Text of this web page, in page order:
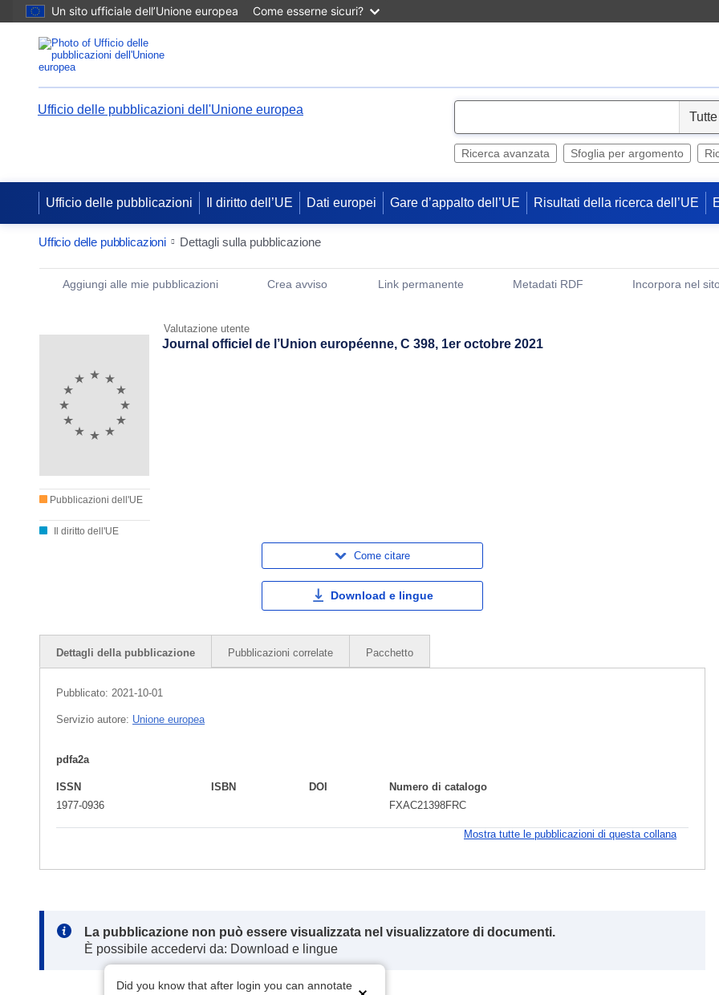
Un sito ufficiale dell’Unione europea Come esserne sicuri?
Ufficio delle pubblicazioni dell'Unione europea
e
Ricerca avanzata Sfoglia per argomento
Ufficio delle pubblicazioni Il diritto dell’UE Dati europei Gare d’appalto dell’UE Risultati della ricerca dell’UE
Ufficio delle pubblicazioni Dettagli sulla pubblicazione
Publication Detail Actions Portlet
Aggiungi alle mie pubblicazioni Crea avviso Link permanente
Metadati RDF
Incorpora nel
Valutazione utente
Pubblicazioni dell'UE
Il diritto dell'UE
Journal officiel de l’Union européenne, C 398, 1er octobre 2021
Come citare
Download e lingue
Dettagli della pubblicazione Pubblicazioni correlate Pacchetto
Pubblicato: 2021-10-01
Servizio autore: Unione europea
pdfa2a
ISSN
1977-0936
ISBN DOI
Numero di catalogo
FXAC21398FRC
Mostra tutte le pubblicazioni di questa collana
Note:
La pubblicazione non può essere visualizzata nel visualizzatore di documenti.
È possibile accedervi da: Download e lingue
Did you know that after login you can annotate